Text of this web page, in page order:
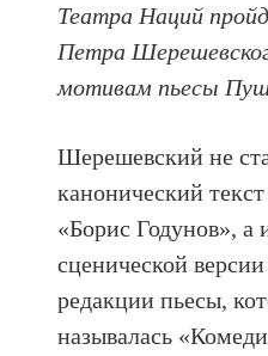
Театра Наций
Петра
мотивам пьесы
Шерешевский не
канонический
«Борис Годунов», а
сценической
редакции пьесы,
называлась